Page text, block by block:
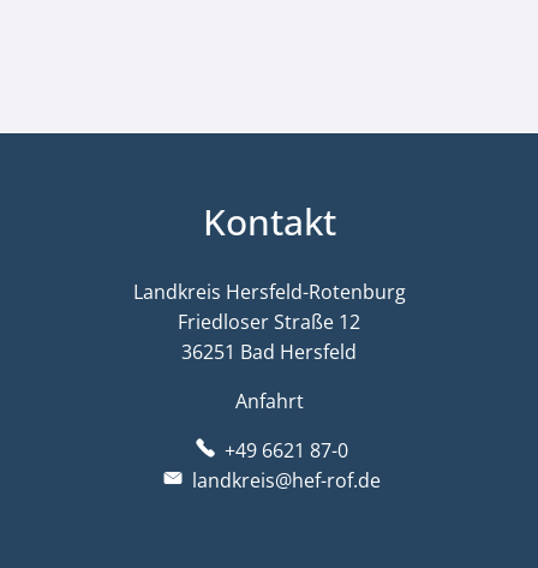
Kontakt
Landkreis Hersfeld-Rotenburg
Friedloser Straße 12
36251 Bad Hersfeld
Anfahrt
+49 6621 87-0
landkreis@hef-rof.de